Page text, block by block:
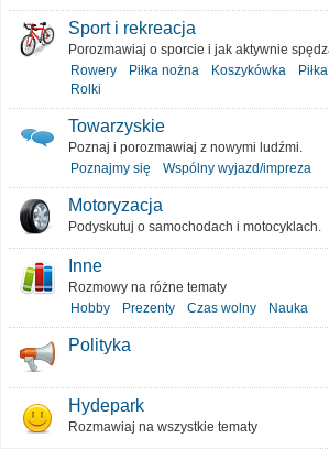
Sport i rekreacja
Porozmawiaj o sporcie i jak aktywnie
Rowery
Piłka nożna Koszykówka
Rolki
Towarzyskie
Poznaj i porozmawiaj z nowymi ludźmi.
Poznajmy się
Wspólny wyjazd/impreza
Motoryzacja
Podyskutuj o samochodach i motocyklach.
Inne
Rozmowy na różne tematy
Hobby
Prezenty Czas wolny Nauka
Polityka
Hydepark
Rozmawiaj na wszystkie tematy